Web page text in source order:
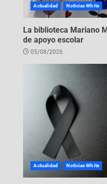
Actualidad Noticias White
La biblioteca Mariano
de apoyo escolar
05/08/2026
Actualidad Noticias White